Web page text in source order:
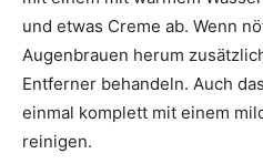
und etwas Creme ab. Wenn
Augenbrauen herum
Entferner behandeln. Auch
einmal komplett mit einem
reinigen.